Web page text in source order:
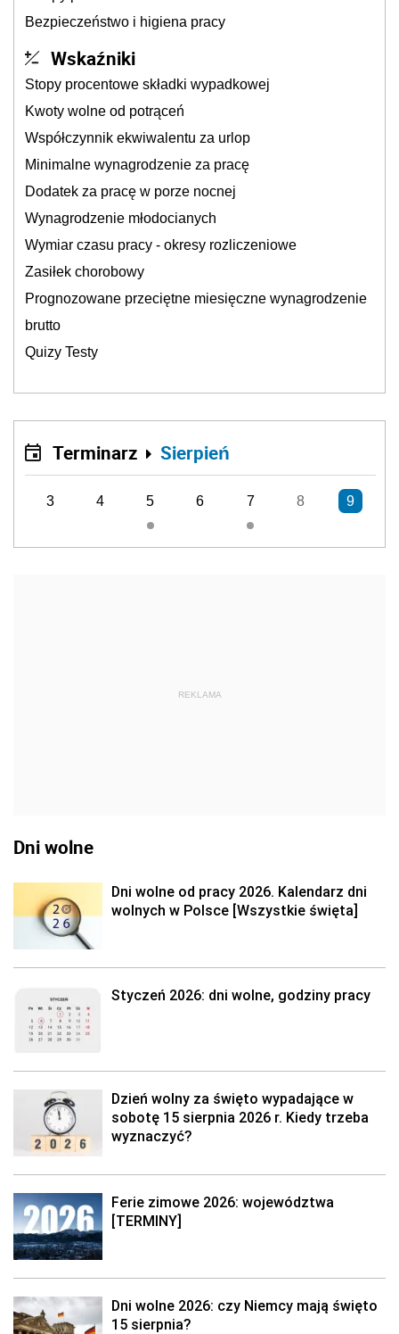
Bezpieczeństwo i higiena pracy
Wskaźniki
Stopy procentowe składki wypadkowej
Kwoty wolne od potrąceń
Współczynnik ekwiwalentu za urlop
Minimalne wynagrodzenie za pracę
Dodatek za pracę w porze nocnej
Wynagrodzenie młodocianych
Wymiar czasu pracy - okresy rozliczeniowe
Zasiłek chorobowy
Prognozowane przeciętne miesięczne wynagrodzenie
brutto
Quizy Testy
Terminarz Sierpień
3 4 5 6 7 8 9
REKLAMA
Dni wolne
Dni wolne od pracy 2026. Kalendarz dni
wolnych w Polsce [Wszystkie święta]
Styczeń 2026: dni wolne, godziny pracy
Dzień wolny za święto wypadające w
sobotę 15 sierpnia 2026 r. Kiedy trzeba
wyznaczyć?
Ferie zimowe 2026: województwa
[TERMINY]
Dni wolne 2026: czy Niemcy mają święto
15 sierpnia?